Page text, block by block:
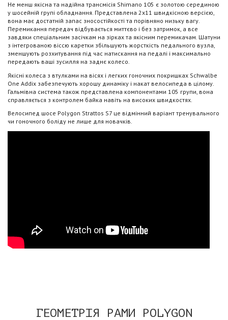
Не менш якісна та надійна трансмісія Shimano 105 є золотою серединою
у шосейній групі обладнання. Представлена ​​2х11 швидкісною версією,
вона має достатній запас зносостійкості та порівняно низьку вагу.
Перемикання передач відбувається миттєво і без затримок, а все
завдяки спеціальним засічкам на зірках та якісним перемикачам. Шатуни
з інтегрованою віссю каретки збільшують жорсткість педального вузла,
зменшують розхитування під час натискання на педалі і максимально
передають ваші зусилля на заднє колесо.
Якісні колеса з втулками на вісях і легких гоночних покришках Schwalbe
One Addix забезпечують хорошу динаміку і накат велосипеда в цілому.
Гальмівна система також представлена ​​компонентами 105 групи, вона
справляється з контролем байка навіть на високих швидкостях.
Велосипед шосе Polygon Strattos S7 це відмінний варіант тренувального
чи гоночного боліду не лише для новачків.
ГЕОМЕТРІЯ РАМИ POLYGON